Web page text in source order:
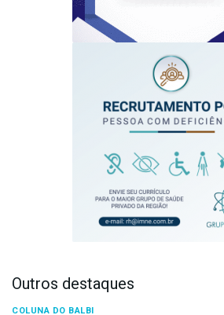
Outros destaques
COLUNA DO BALBI